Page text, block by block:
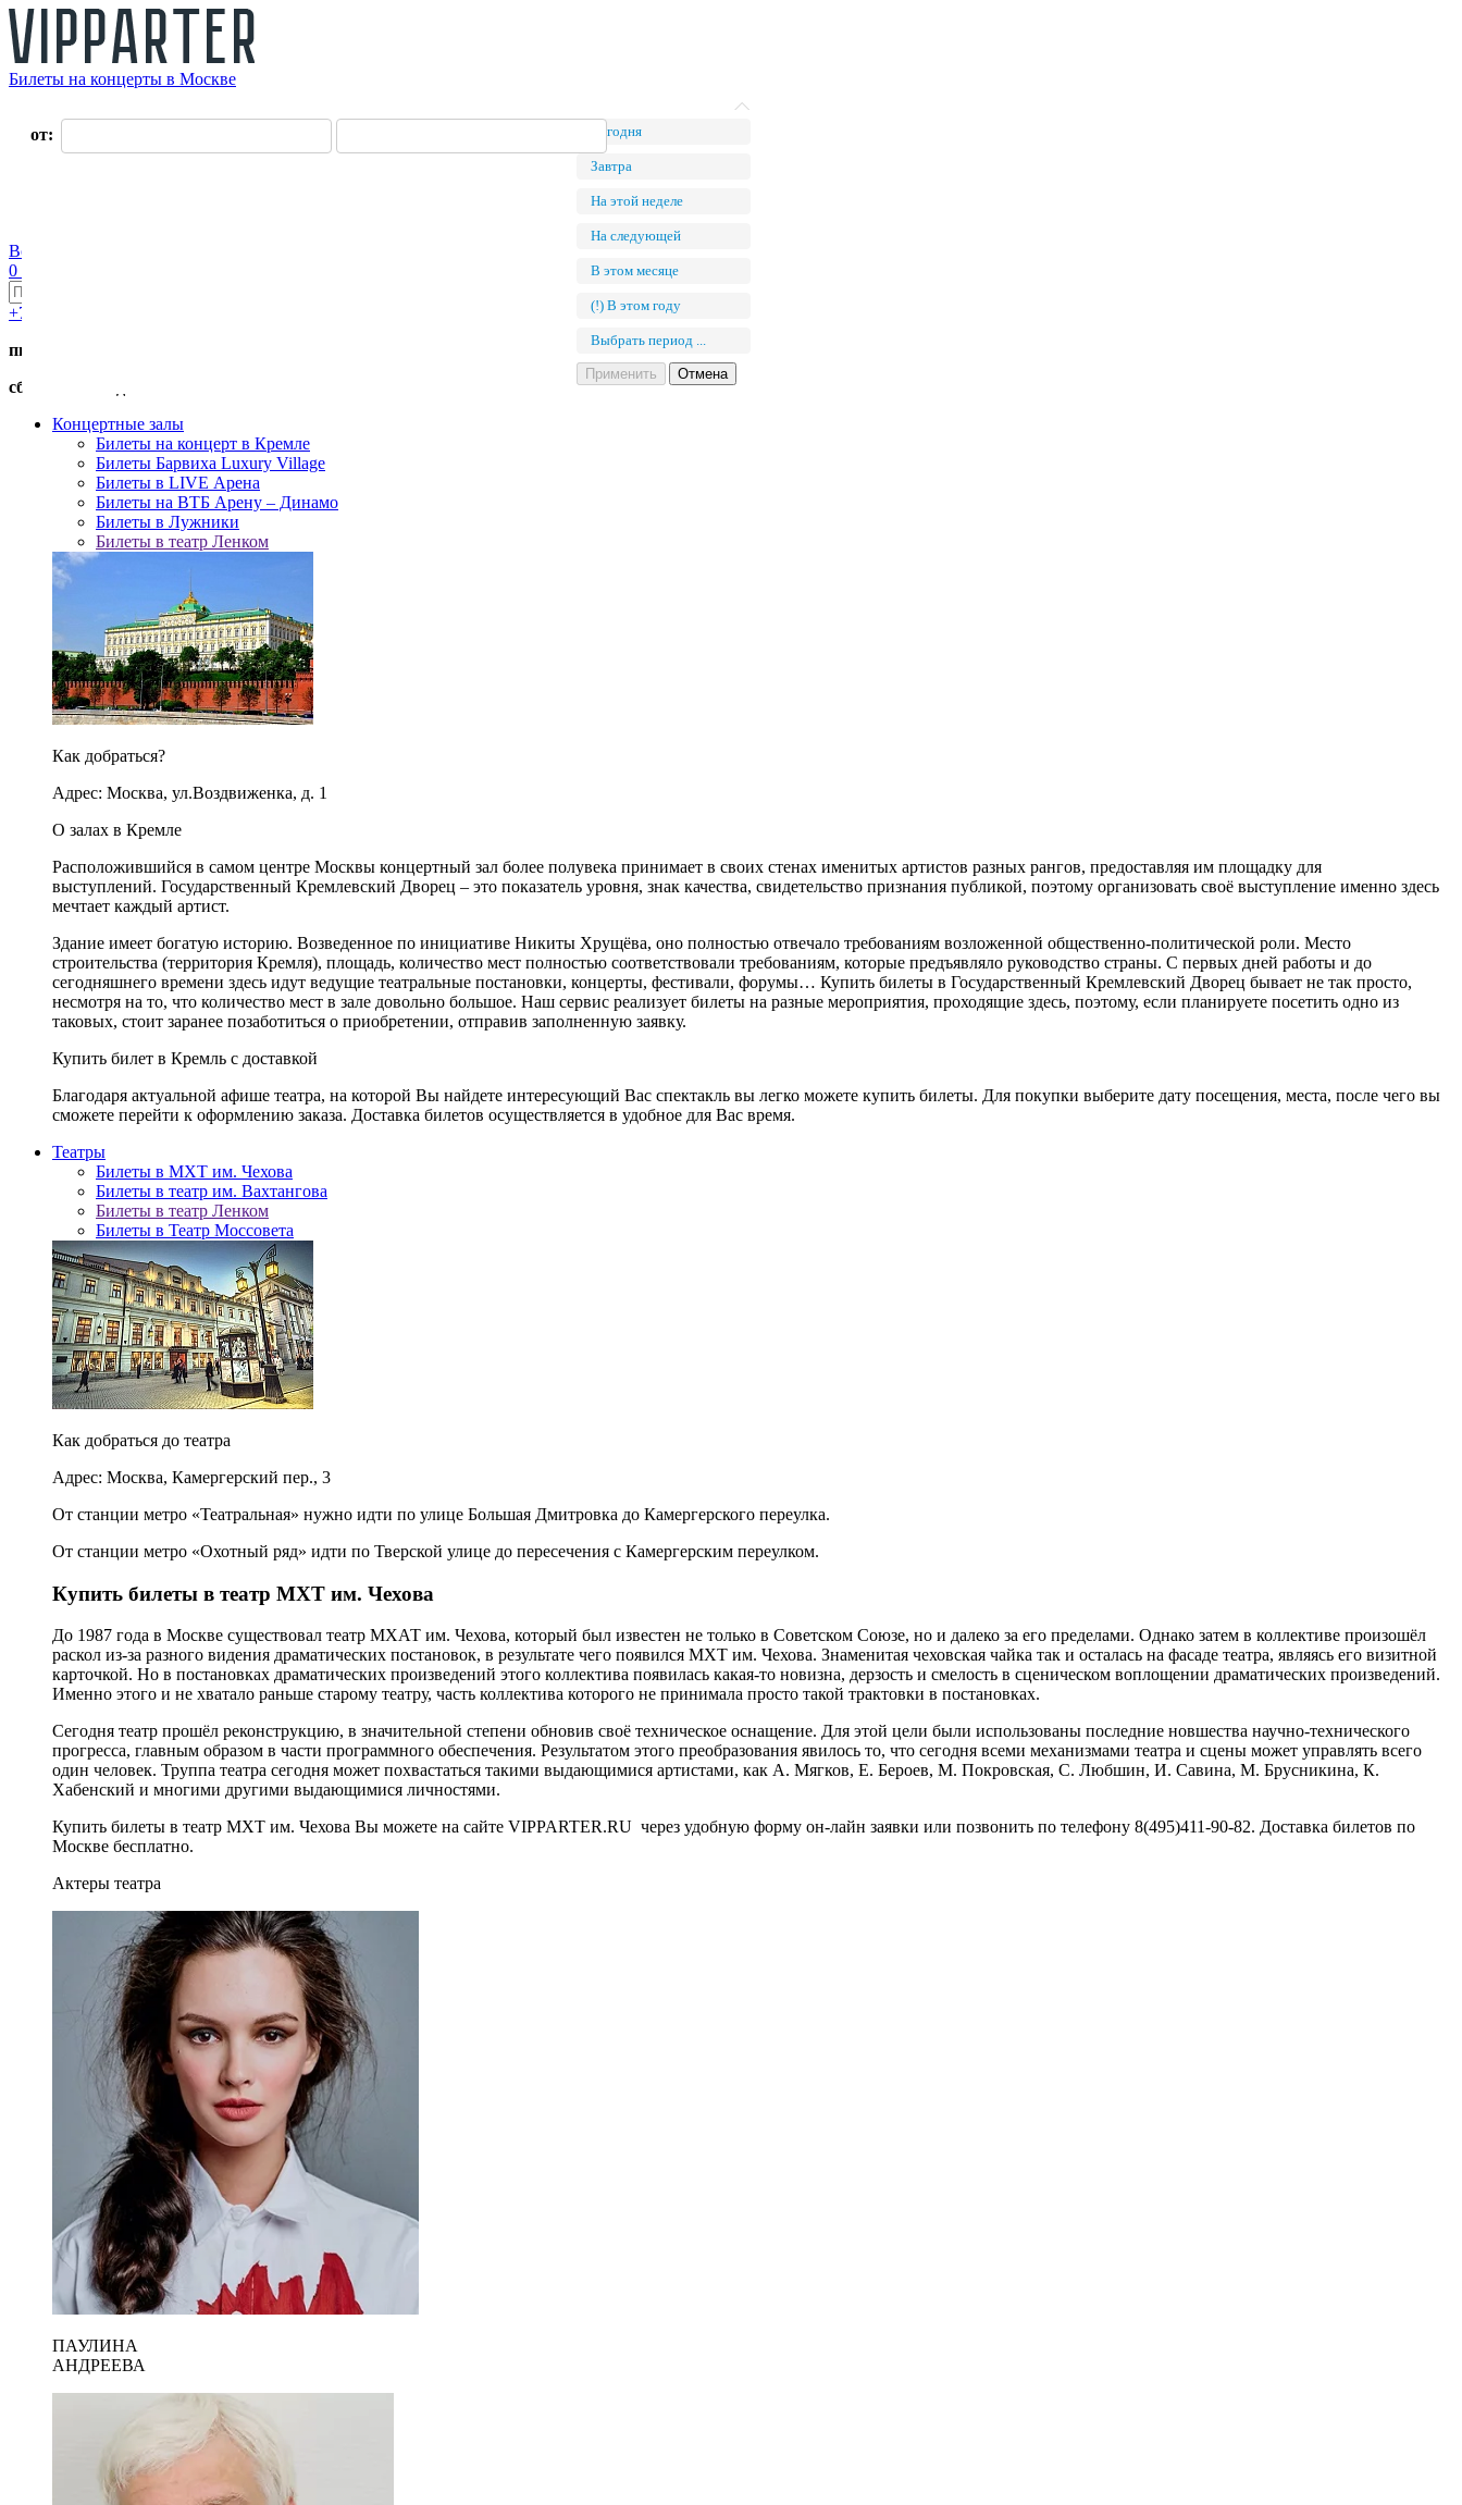
Билеты на концерты в Москве
О нас
Доставка
Войти
0 руб.
+7 (495) 411-90-82
пн.-пт. с 11:00 до 19:00
сб.-вс. с 11:00 до 17:00
Концертные залы
Билеты на концерт в Кремле
Билеты Барвиха Luxury Village
Билеты в LIVE Арена
Билеты на ВТБ Арену – Динамо
Билеты в Лужники
Билеты в театр Ленком
Как добраться?
Адрес: Москва, ул.Воздвиженка, д. 1
О залах в Кремле
Расположившийся в самом центре Москвы концертный зал более полувека принимает в своих стенах именитых артистов разных рангов, предоставляя им площадку для
выступлений. Государственный Кремлевский Дворец – это показатель уровня, знак качества, свидетельство признания публикой, поэтому организовать своё выступление именно здесь
мечтает каждый артист.
Здание имеет богатую историю. Возведенное по инициативе Никиты Хрущёва, оно полностью отвечало требованиям возложенной общественно-политической роли. Место
строительства (территория Кремля), площадь, количество мест полностью соответствовали требованиям, которые предъявляло руководство страны. С первых дней работы и до
сегодняшнего времени здесь идут ведущие театральные постановки, концерты, фестивали, форумы… Купить билеты в Государственный Кремлевский Дворец бывает не так просто,
несмотря на то, что количество мест в зале довольно большое. Наш сервис реализует билеты на разные мероприятия, проходящие здесь, поэтому, если планируете посетить одно из
таковых, стоит заранее позаботиться о приобретении, отправив заполненную заявку.
Купить билет в Кремль с доставкой
Благодаря актуальной афише театра, на которой Вы найдете интересующий Вас спектакль вы легко можете купить билеты. Для покупки выберите дату посещения, места, после чего вы
сможете перейти к оформлению заказа. Доставка билетов осуществляется в удобное для Вас время.
Театры
Билеты в МХТ им. Чехова
Билеты в театр им. Вахтангова
Билеты в театр Ленком
Билеты в Театр Моссовета
Как добраться до театра
Адрес: Москва, Камергерский пер., 3
От станции метро «Театральная» нужно идти по улице Большая Дмитровка до Камергерского переулка.
От станции метро «Охотный ряд» идти по Тверской улице до пересечения с Камергерским переулком.
Купить билеты в театр МХТ им. Чехова
До 1987 года в Москве существовал театр МХАТ им. Чехова, который был известен не только в Советском Союзе, но и далеко за его пределами. Однако затем в коллективе произошёл
раскол из-за разного видения драматических постановок, в результате чего появился МХТ им. Чехова. Знаменитая чеховская чайка так и осталась на фасаде театра, являясь его визитной
карточкой. Но в постановках драматических произведений этого коллектива появилась какая-то новизна, дерзость и смелость в сценическом воплощении драматических произведений.
Именно этого и не хватало раньше старому театру, часть коллектива которого не принимала просто такой трактовки в постановках.
Сегодня театр прошёл реконструкцию, в значительной степени обновив своё техническое оснащение. Для этой цели были использованы последние новшества научно-технического
прогресса, главным образом в части программного обеспечения. Результатом этого преобразования явилось то, что сегодня всеми механизмами театра и сцены может управлять всего
один человек. Труппа театра сегодня может похвастаться такими выдающимися артистами, как А. Мягков, Е. Бероев, М. Покровская, С. Любшин, И. Савина, М. Брусникина, К.
Хабенский и многими другими выдающимися личностями.
Купить билеты в театр МХТ им. Чехова Вы можете на сайте VIPPARTER.RU через удобную форму он-лайн заявки или позвонить по телефону 8(495)411-90-82. Доставка билетов по
Москве бесплатно.
Актеры театра
ПАУЛИНА
АНДРЕЕВА
от: Сегодня
Завтра
На этой неделе
На следующей
В этом месяце
(!) В этом году
Выбрать период ...
Применить Отмена